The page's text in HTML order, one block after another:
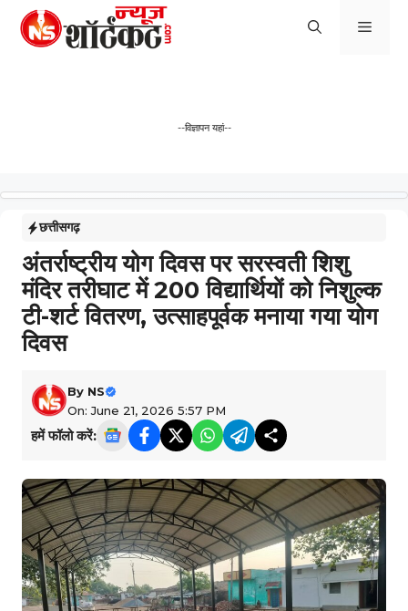
Skip
--विज्ञापन यहां--
छत्तीसगढ़
अंतर्राष्ट्रीय योग दिवस पर सरस्वती शिशु
मंदिर तरीघाट में 200 विद्यार्थियों को निशुल्क
टी-शर्ट वितरण, उत्साहपूर्वक मनाया गया योग
दिवस
By NS
On: June 21, 2026 5:57 PM
हमें फॉलो करें: